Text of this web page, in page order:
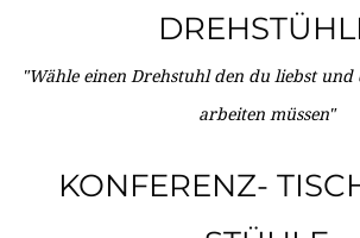
"Wähle einen Drehstuhl den du liebst
arbeiten müssen"
KONFERENZ-